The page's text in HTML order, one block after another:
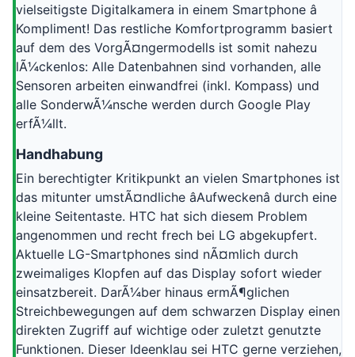
vielseitigste Digitalkamera in einem Smartphone â
Kompliment! Das restliche Komfortprogramm basiert
auf dem des VorgÃ¤ngermodells ist somit nahezu
lÃ¼ckenlos: Alle Datenbahnen sind vorhanden, alle
Sensoren arbeiten einwandfrei (inkl. Kompass) und
alle SonderwÃ¼nsche werden durch Google Play
erfÃ¼llt.
Handhabung
Ein berechtigter Kritikpunkt an vielen Smartphones ist
das mitunter umstÃ¤ndliche âAufweckenâ durch eine
kleine Seitentaste. HTC hat sich diesem Problem
angenommen und recht frech bei LG abgekupfert.
Aktuelle LG-Smartphones sind nÃ¤mlich durch
zweimaliges Klopfen auf das Display sofort wieder
einsatzbereit. DarÃ¼ber hinaus ermÃ¶glichen
Streichbewegungen auf dem schwarzen Display einen
direkten Zugriff auf wichtige oder zuletzt genutzte
Funktionen. Dieser Ideenklau sei HTC gerne verziehen,